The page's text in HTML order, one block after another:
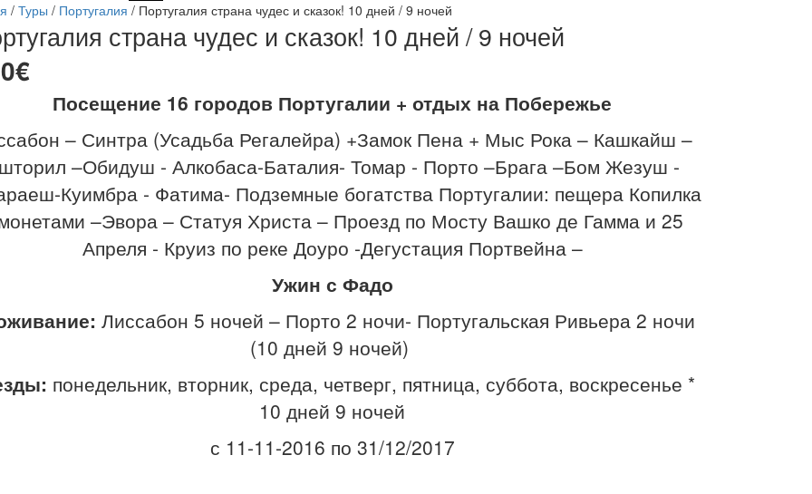
/ Туры / Португалия / Португалия страна чудес и сказок! 10 дней / 9 ночей
страна чудес и сказок! 10 дней / 9 ночей
Посещение 16 городов Португалии + отдых на Побережье
– Синтра (Усадьба Регалейра) +Замок Пена + Мыс Рока – Кашкайш –
–Обидуш - Алкобаса-Баталия- Томар - Порто –Брага –Бом Жезуш -
Куимбра - Фатима- Подземные богатства Португалии: пещера Копилка
–Эвора – Статуя Христа – Проезд по Мосту Вашко де Гамма и 25
Апреля - Круиз по реке Доуро -Дегустация Портвейна –
Ужин с Фадо
Лиссабон 5 ночей – Порто 2 ночи- Португальская Ривьера 2 ночи
(10 дней 9 ночей)
понедельник, вторник, среда, четверг, пятница, суббота, воскресенье *
10 дней 9 ночей
с 11-11-2016 по 31/12/2017